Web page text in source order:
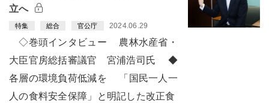
立へ
特集 総合 官公庁 2024.06.29
◇巻頭インタビュー 農林水産省・
大臣官房総括審議官 宮浦浩司氏 ◆
各層の環境負荷低減を 「国民一人一
人の食料安全保障」と明記した改正食